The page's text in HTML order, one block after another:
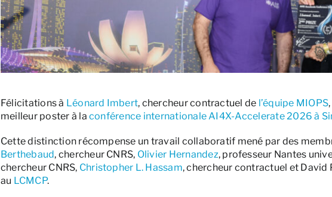
Félicitations à Léonard Imbert, chercheur contractuel de l’équipe MIOPS
meilleur poster à la conférence internationale AI4X-Accelerate 2026 à
Cette distinction récompense un travail collaboratif mené par des
Berthebaud, chercheur CNRS, Olivier Hernandez, professeur Nantes
chercheur CNRS, Christopher L. Hassam, chercheur contractuel et David
au LCMCP.